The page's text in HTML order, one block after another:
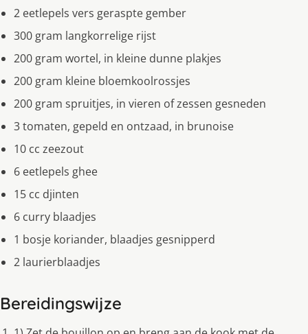
2 eetlepels vers geraspte gember
300 gram langkorrelige rijst
200 gram wortel, in kleine dunne plakjes
200 gram kleine bloemkoolrossjes
200 gram spruitjes, in vieren of zessen gesneden
3 tomaten, gepeld en ontzaad, in brunoise
10 cc zeezout
6 eetlepels ghee
15 cc djinten
6 curry blaadjes
1 bosje koriander, blaadjes gesnipperd
2 laurierblaadjes
Bereidingswijze